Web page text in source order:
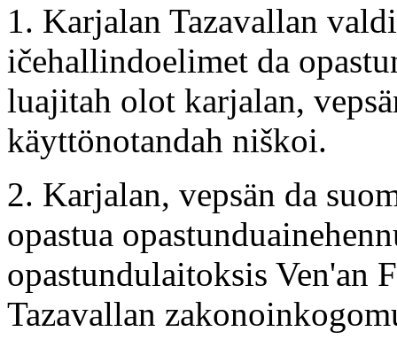
1. Karjalan Tazavallan
ičehallindoelimet da
luajitah olot karjalan,
käyttönotandah niškoi.
2. Karjalan, vepsän da
opastua
opastundulaitoksis Ven'an
Tazavallan